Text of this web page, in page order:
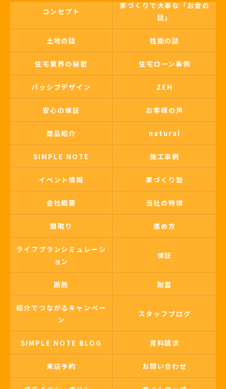
コンセプト
家づくりで大事な「お金の
話」
土地の話 性能の話
住宅業界の秘密 住宅ローン事例
パッシブデザイン ZEH
安心の保証 お客様の声
商品紹介 natural
SIMPLE NOTE 施工事例
イベント情報 家づくり塾
会社概要 当社の特徴
間取り 進め方
ライフプランシミュレーシ
ョン
保証
断熱 耐震
紹介でつながるキャンペー
ン
スタッフブログ
SIMPLE NOTE BLOG 資料請求
来店予約 お問い合わせ